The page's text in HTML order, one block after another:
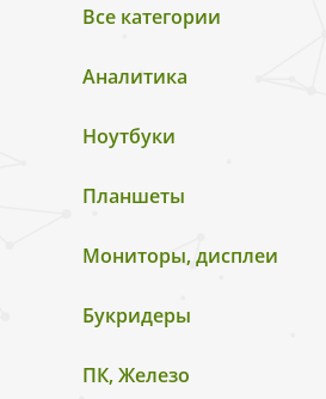
Все категории
Аналитика
Ноутбуки
Планшеты
Мониторы, дисплеи
Букридеры
ПК, Железо